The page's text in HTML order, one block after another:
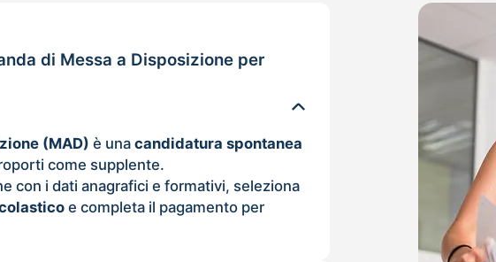
di Messa a Disposizione per
(MAD) è unacandidatura spontanea
come supplente.
con i dati anagrafici e formativi, seleziona
e completa il pagamento per